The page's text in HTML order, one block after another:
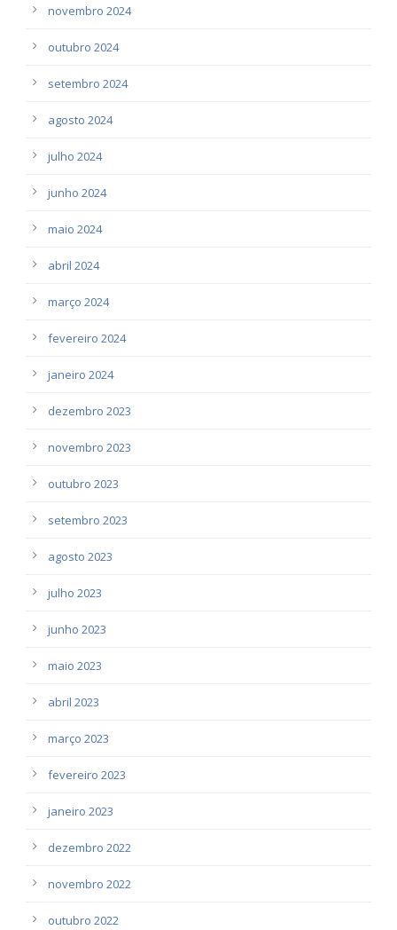
novembro 2024
outubro 2024
setembro 2024
agosto 2024
julho 2024
junho 2024
maio 2024
abril 2024
março 2024
fevereiro 2024
janeiro 2024
dezembro 2023
novembro 2023
outubro 2023
setembro 2023
agosto 2023
julho 2023
junho 2023
maio 2023
abril 2023
março 2023
fevereiro 2023
janeiro 2023
dezembro 2022
novembro 2022
outubro 2022